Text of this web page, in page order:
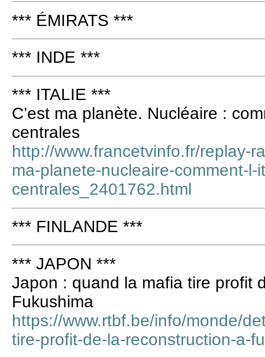
*** ÉMIRATS ***
*** INDE ***
*** ITALIE ***
C’est ma planète. Nucléaire :
centrales
http://www.francetvinfo.fr/replay-
ma-planete-nucleaire-comment-l-
centrales_2401762.html
*** FINLANDE ***
*** JAPON ***
Japon : quand la mafia tire profit
Fukushima
https://www.rtbf.be/info/monde/
tire-profit-de-la-reconstruction-a-